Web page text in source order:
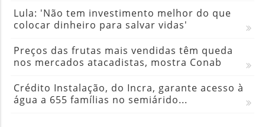
Lula: 'Não tem investimento melhor do que
colocar dinheiro para salvar vidas'
Preços das frutas mais vendidas têm queda
nos mercados atacadistas, mostra Conab
Crédito Instalação, do Incra, garante acesso à
água a 655 famílias no semiárido...